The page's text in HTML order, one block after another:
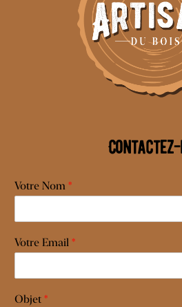
Votre Nom *
Votre Email *
Objet *